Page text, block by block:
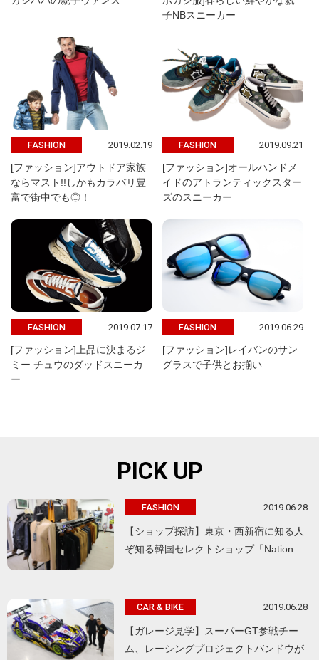
子NBスニーカー
FASHION 2019.02.19
[ファッション]アウトドア家族
ならマスト!!しかもカラバリ豊
富で街中でも◎！
FASHION 2019.09.21
[ファッション]オールハンドメ
イドのアトランティックスター
ズのスニーカー
FASHION 2019.07.17
[ファッション]上品に決まるジ
ミー チュウのダッドスニーカ
ー
FASHION 2019.06.29
[ファッション]レイバンのサン
グラスで子供とお揃い
PICK UP
FASHION 2019.06.28
【ショップ探訪】東京・西新宿に知る人
ぞ知る韓国セレクトショップ「Nation…
CAR & BIKE 2019.06.28
【ガレージ見学】スーパーGT参戦チー
ム、レーシングプロジェクトバンドウが